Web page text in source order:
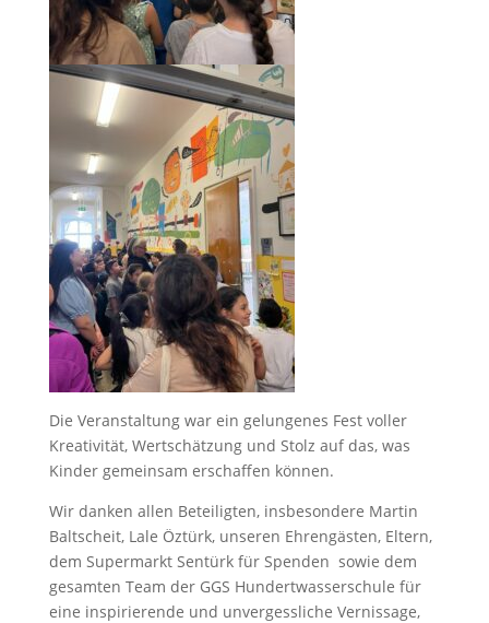
Die Veranstaltung war ein gelungenes Fest voller
Kreativität, Wertschätzung und Stolz auf das, was
Kinder gemeinsam erschaffen können.
Wir danken allen Beteiligten, insbesondere Martin
Baltscheit, Lale Öztürk, unseren Ehrengästen, Eltern,
dem Supermarkt Sentürk für Spenden sowie dem
gesamten Team der GGS Hundertwasserschule für
eine inspirierende und unvergessliche Vernissage,